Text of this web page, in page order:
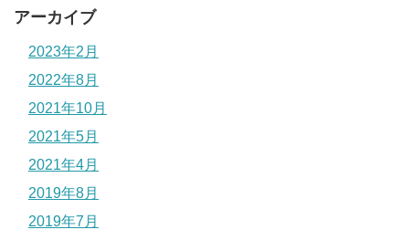
アーカイブ
2023年2月
2022年8月
2021年10月
2021年5月
2021年4月
2019年8月
2019年7月